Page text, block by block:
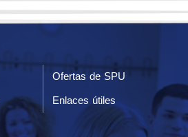
Ofertas de SPU
Enlaces útiles